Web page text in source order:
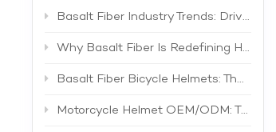
Basalt Fiber Industry Trends: Driving the Next Generation of High-Performance Composites
Why Basalt Fiber Is Redefining Helmet Shell Materials
Basalt Fiber Bicycle Helmets: The Future of Lightweight Protection
Motorcycle Helmet OEM/ODM: The Complete B2B Guide to Private Label Manufacturing and Supplier Selection